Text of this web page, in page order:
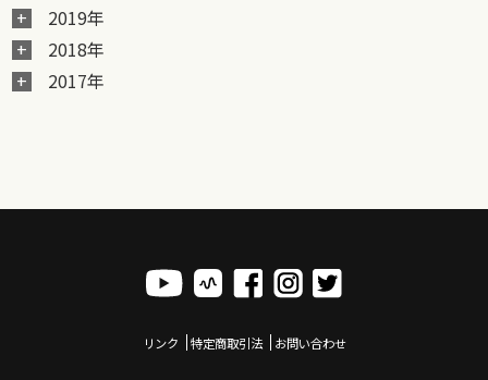
2019年
2018年
2017年
リンク 特定商取引法 お問い合わせ